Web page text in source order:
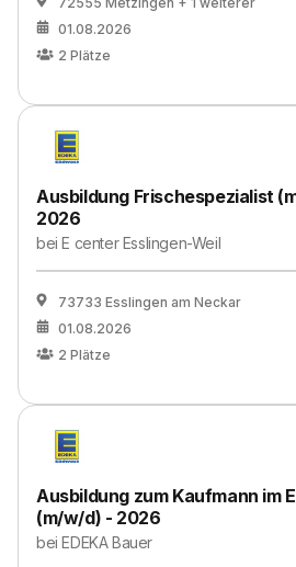
01.08.2026
2 Plätze
Ausbildung Frischespezialist
2026
beiE center Esslingen-Weil
73733 Esslingen am Neckar
01.08.2026
2 Plätze
Ausbildung zum Kaufmann im
(m/w/d) - 2026
beiEDEKA Bauer